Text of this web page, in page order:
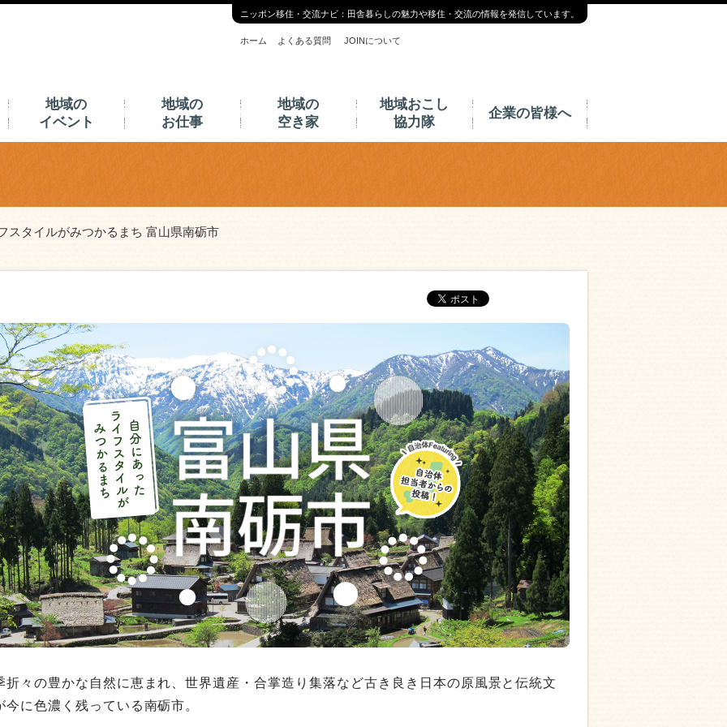
ニッポン移住・交流ナビ：田舎暮らしの魅力や移住・交流の情報を発信しています。
ホーム よくある質問 JOINについて
地域の
イベント
地域の
お仕事
地域の
空き家
地域おこし
協力隊
企業の皆様へ
スタイルがみつかるまち 富山県南砺市
折々の豊かな自然に恵まれ、世界遺産・合掌造り集落など古き良き日本の原風景と伝統文
今に色濃く残っている南砺市。